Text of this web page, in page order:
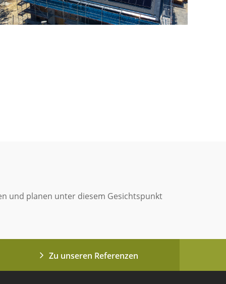
und planen unter diesem Gesichtspunkt
Zu unseren Referenzen